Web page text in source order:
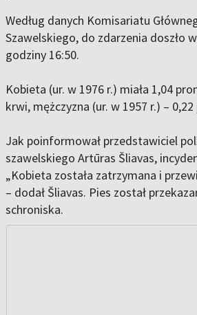
Według danych Komisariatu
Szawelskiego, do zdarzenia doszło
godziny 16:50.
Kobieta (ur. w 1976 r.) miała 1,04
krwi, mężczyzna (ur. w 1957 r.) –
Jak poinformował przedstawiciel
szawelskiego Artūras Šliavas,
„Kobieta została zatrzymana i
– dodał Šliavas. Pies został
schroniska.